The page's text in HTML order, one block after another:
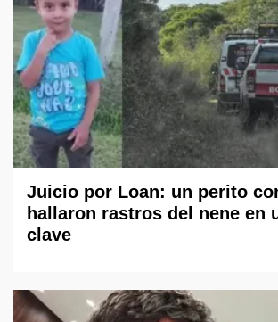
Juicio por Loan: un perito
hallaron rastros del nene en
clave